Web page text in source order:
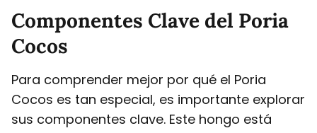
Componentes Clave del Poria
Cocos
Para comprender mejor por qué el Poria
Cocos es tan especial, es importante explorar
sus componentes clave. Este hongo está